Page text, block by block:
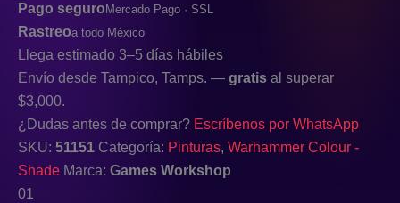
Pago seguro Mercado Pago · SSL
Rastreoa todo México
Llega estimado 3–5 días hábiles
Envío desde Tampico, Tamps. — gratis al superar
$3,000.
¿Dudas antes de comprar? Escríbenos por WhatsApp
SKU: 51151 Categoría: Pinturas, Warhammer Colour -
Shade Marca: Games Workshop
01